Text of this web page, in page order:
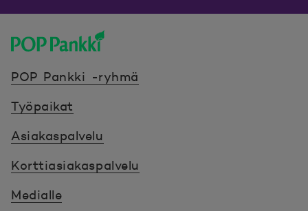
POP Pankki -ryhmä
Työpaikat
Asiakaspalvelu
Korttiasiakaspalvelu
Medialle